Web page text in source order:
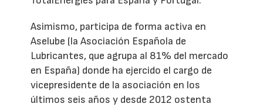
Asimismo, participa de forma activa en
Aselube (la Asociación Española de
Lubricantes, que agrupa al 81% del mercado
en España) donde ha ejercido el cargo de
vicepresidente de la asociación en los
últimos seis años y desde 2012 ostenta